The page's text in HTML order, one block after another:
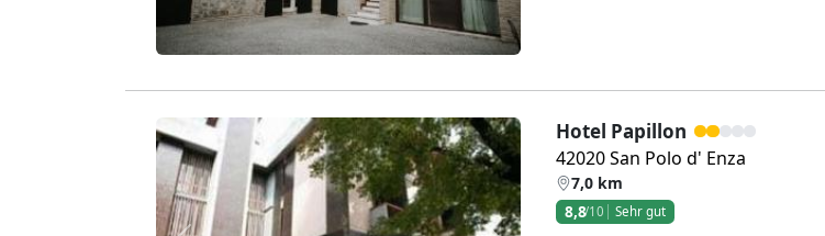
Hotel Papillon
42020 San Polo d' Enza
7,0 km
8,8/10 Sehr gut